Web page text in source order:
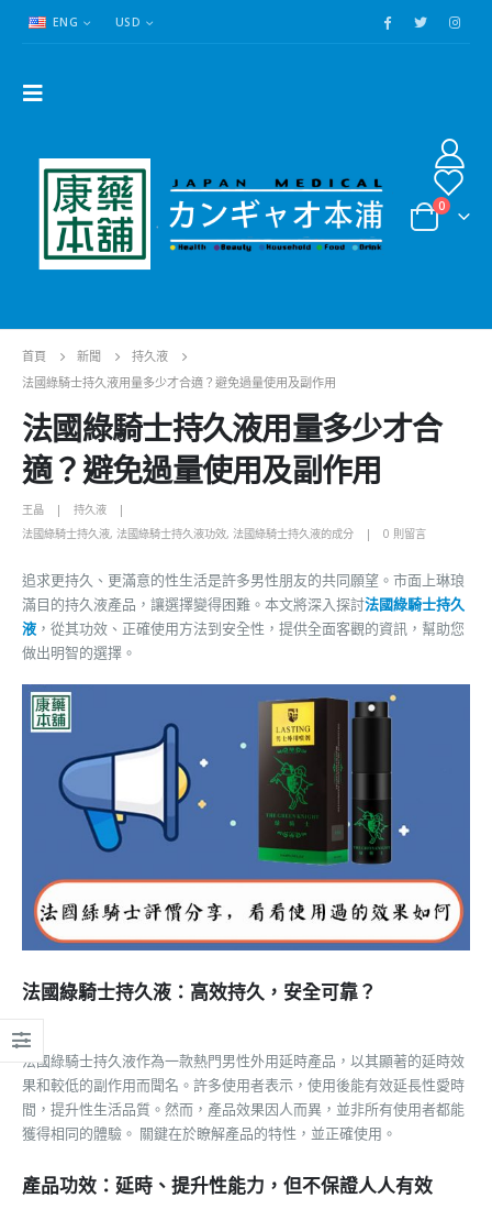
ENG USD
0
首頁 新聞
持久液
法國綠騎士持久液用量多少才合適？避免過量使用及副作用
法國綠騎士持久液用量多少才合
適？避免過量使用及副作用
王晶
持久液
法國綠騎士持久液, 法國綠騎士持久液功效, 法國綠騎士持久液的成分 0 則留言
追求更持久、更滿意的性生活是許多男性朋友的共同願望。市面上琳琅
滿目的持久液產品，讓選擇變得困難。本文將深入探討法國綠騎士持久
液 ，從其功效、正確使用方法到安全性，提供全面客觀的資訊，幫助您
做出明智的選擇。
法國綠騎士持久液：高效持久，安全可靠？
法國綠騎士持久液作為一款熱門男性外用延時產品，以其顯著的延時效
果和較低的副作用而聞名。許多使用者表示，使用後能有效延長性愛時
間，提升性生活品質。然而，產品效果因人而異，並非所有使用者都能
獲得相同的體驗。 關鍵在於瞭解產品的特性，並正確使用。
產品功效：延時、提升性能力，但不保證人人有效